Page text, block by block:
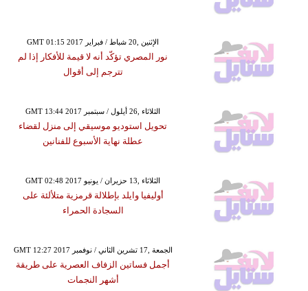
GMT 01:15 2017 الإثنين ,20 شباط / فبراير
نور المصري تؤكّد أنه لا قيمة للأفكار إذا لم
تترجم إلى أقوال
GMT 13:44 2017 الثلاثاء ,26 أيلول / سبتمبر
تحويل استوديو موسيقي إلى منزل لقضاء
عطلة نهاية الأسبوع للفنانين
GMT 02:48 2017 الثلاثاء ,13 حزيران / يونيو
أوليفيا وايلد بإطلالة قرمزية متلألئة على
السجادة الحمراء
GMT 12:27 2017 الجمعة ,17 تشرين الثاني / نوفمبر
أجمل فساتين الزفاف العصرية على طريقة
أشهر النجمات